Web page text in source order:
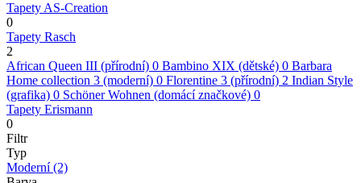
Tapety AS-Creation
0
Tapety Rasch
2
African Queen III (přírodní) 0 Bambino XIX (dětské) 0 Barbara
Home collection 3 (moderní) 0 Florentine 3 (přírodní) 2 Indian Style
(grafika) 0 Schöner Wohnen (domácí značkové) 0
Tapety Erismann
0
Filtr
Typ
Moderní(2)